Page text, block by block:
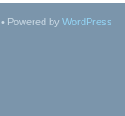
• Powered by WordPress